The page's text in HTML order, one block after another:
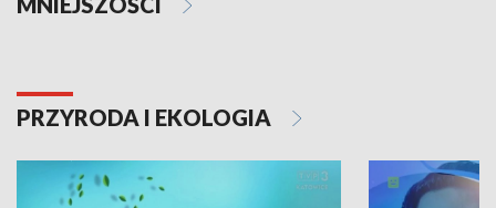
PRZYRODA I EKOLOGIA